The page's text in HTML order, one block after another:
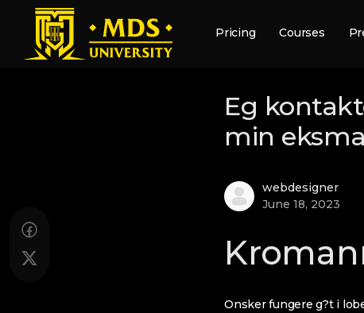
Pricing Courses
Eg
min
webdesigner
June 18, 2023
Onsker fungere g?t i